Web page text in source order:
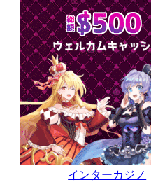
インターカジノ